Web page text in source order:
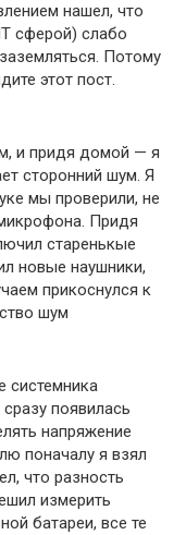
нашел, что
сферой) слабо
Потому
этот пост.
и придя домой — я
сторонний шум. Я
мы проверили, не
Придя
старенькые
новые наушники,
прикоснулся к
шум
системника
появилась
напряжение
поначалу я взял
что разность
измерить
батареи, все те